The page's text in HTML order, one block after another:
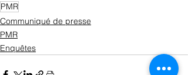
PMR
Communiqué de presse
PMR
Enquêtes